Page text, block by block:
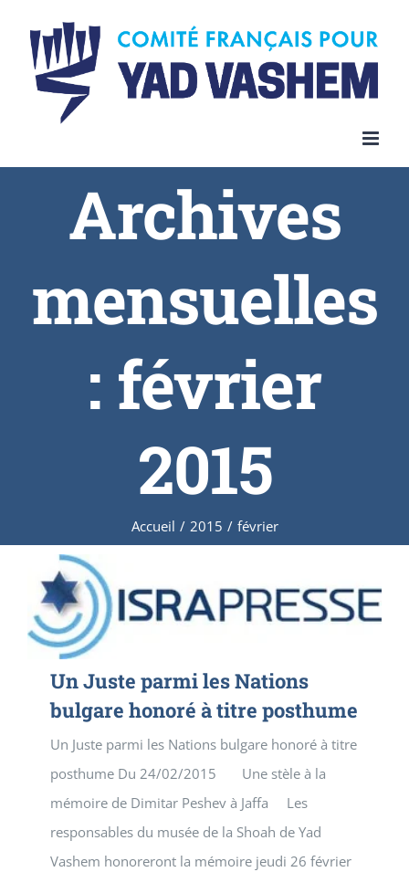
content
Archives
mensuelles
: février
2015
Accueil / 2015 / février
Un Juste parmi les Nations
bulgare honoré à titre posthume
Un Juste parmi les Nations bulgare honoré à titre
posthume Du 24/02/2015 Une stèle à la
mémoire de Dimitar Peshev à Jaffa Les
responsables du musée de la Shoah de Yad
Vashem honoreront la mémoire jeudi 26 février